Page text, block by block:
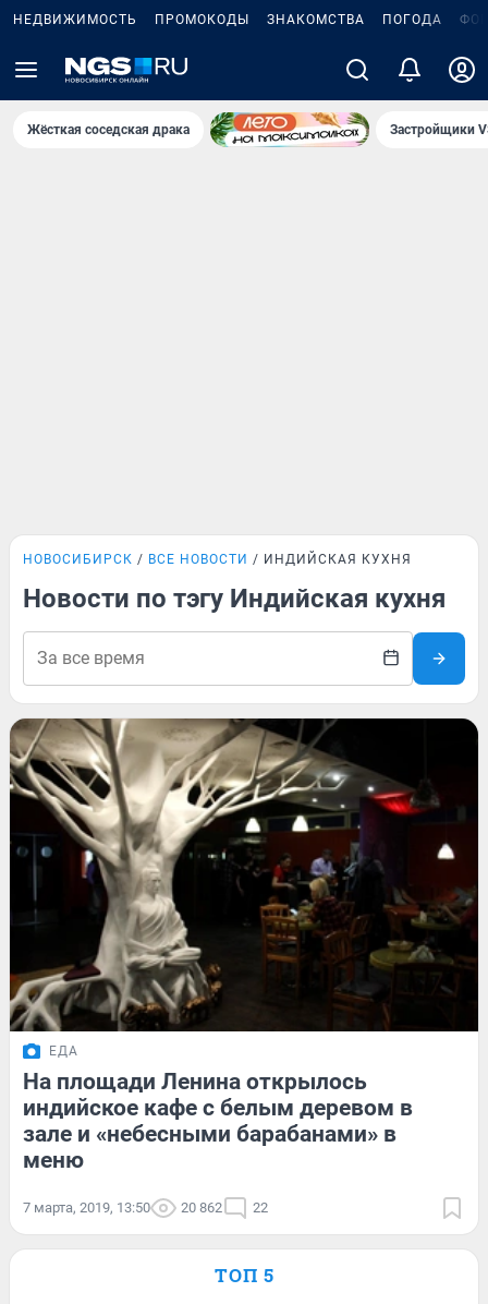
НЕДВИЖИМОСТЬ ПРОМОКОДЫ ЗНАКОМСТВА ПОГОДА
Жёсткая соседская драка Застройщики
НОВОСИБИРСК ВСЕ НОВОСТИ ИНДИЙСКАЯ КУХНЯ
Новости по тэгу Индийская кухня
ЕДА
На площади Ленина открылось
индийское кафе с белым деревом в
зале и «небесными барабанами» в
меню
7 марта, 2019, 13:50 20 862 22
ТОП 5